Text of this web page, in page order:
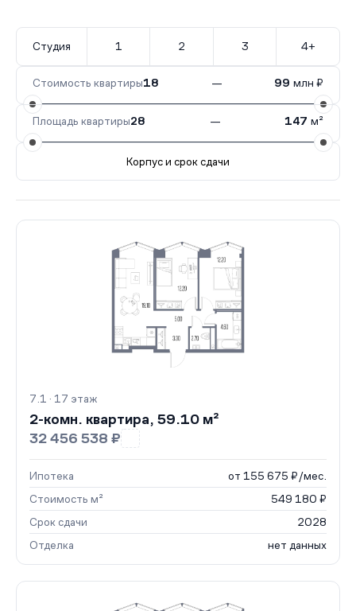
Студия 1 2 3 4+
Стоимость квартиры18 — 99 млн ₽
Площадь квартиры28 — 147 м²
Корпус и срок сдачи
7.123 кв.I кв. 2028
7.1 · 17 этаж
2-комн. квартира, 59.10 м²
32 456 538 ₽
Ипотека
от 155 675 ₽/мес.
Стоимость м²
549 180 ₽
Срок сдачи
2028
Отделка
нет данных